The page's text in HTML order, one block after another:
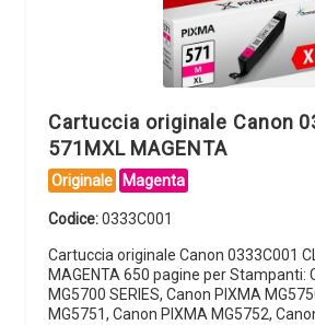
Cartuccia originale Canon
571MXL MAGENTA
Originale Magenta
Codice:0333C001
Cartuccia originale Canon 0333C001
MAGENTA 650 pagine per Stampanti:
MG5700 SERIES, Canon PIXMA
MG5751, Canon PIXMA MG5752,